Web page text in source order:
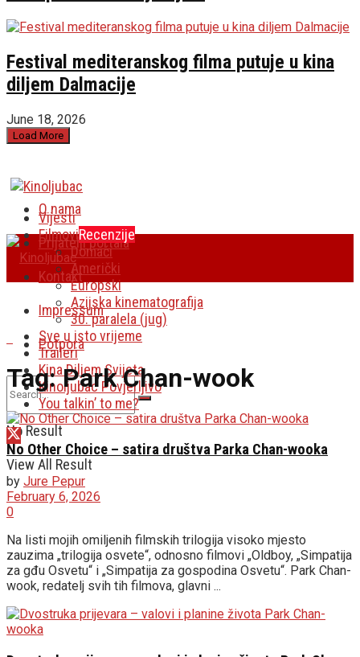
Festival mediteranskog filma putuje u kina
diljem Dalmacije
June 18, 2026
Load More
O nama
Prijatelji portala
Kontakt
Impressum
Potpora
No Result
View All Result
Vijesti
FilmoviRecenzije
Domaći
Američki
Europski
Azijska kinematografija
30. paralela (jug)
Sve u isto vrijeme
Traileri
Kina Diljem Svijeta
Kinoljubac Povjerljivo
You talkin’ to me?
Tag:Park Chan-wook
No Other Choice – satira društva Parka Chan-wooka
by Jure Pepur
February 6, 2026
0
Na listi mojih omiljenih filmskih trilogija visoko mjesto
zauzima „trilogija osvete“, odnosno filmovi „Oldboy, „Simpatija
za gđu Osvetu“ i „Simpatija za gospodina Osvetu“. Park Chan-
wook, redatelj svih tih filmova, glavni ...